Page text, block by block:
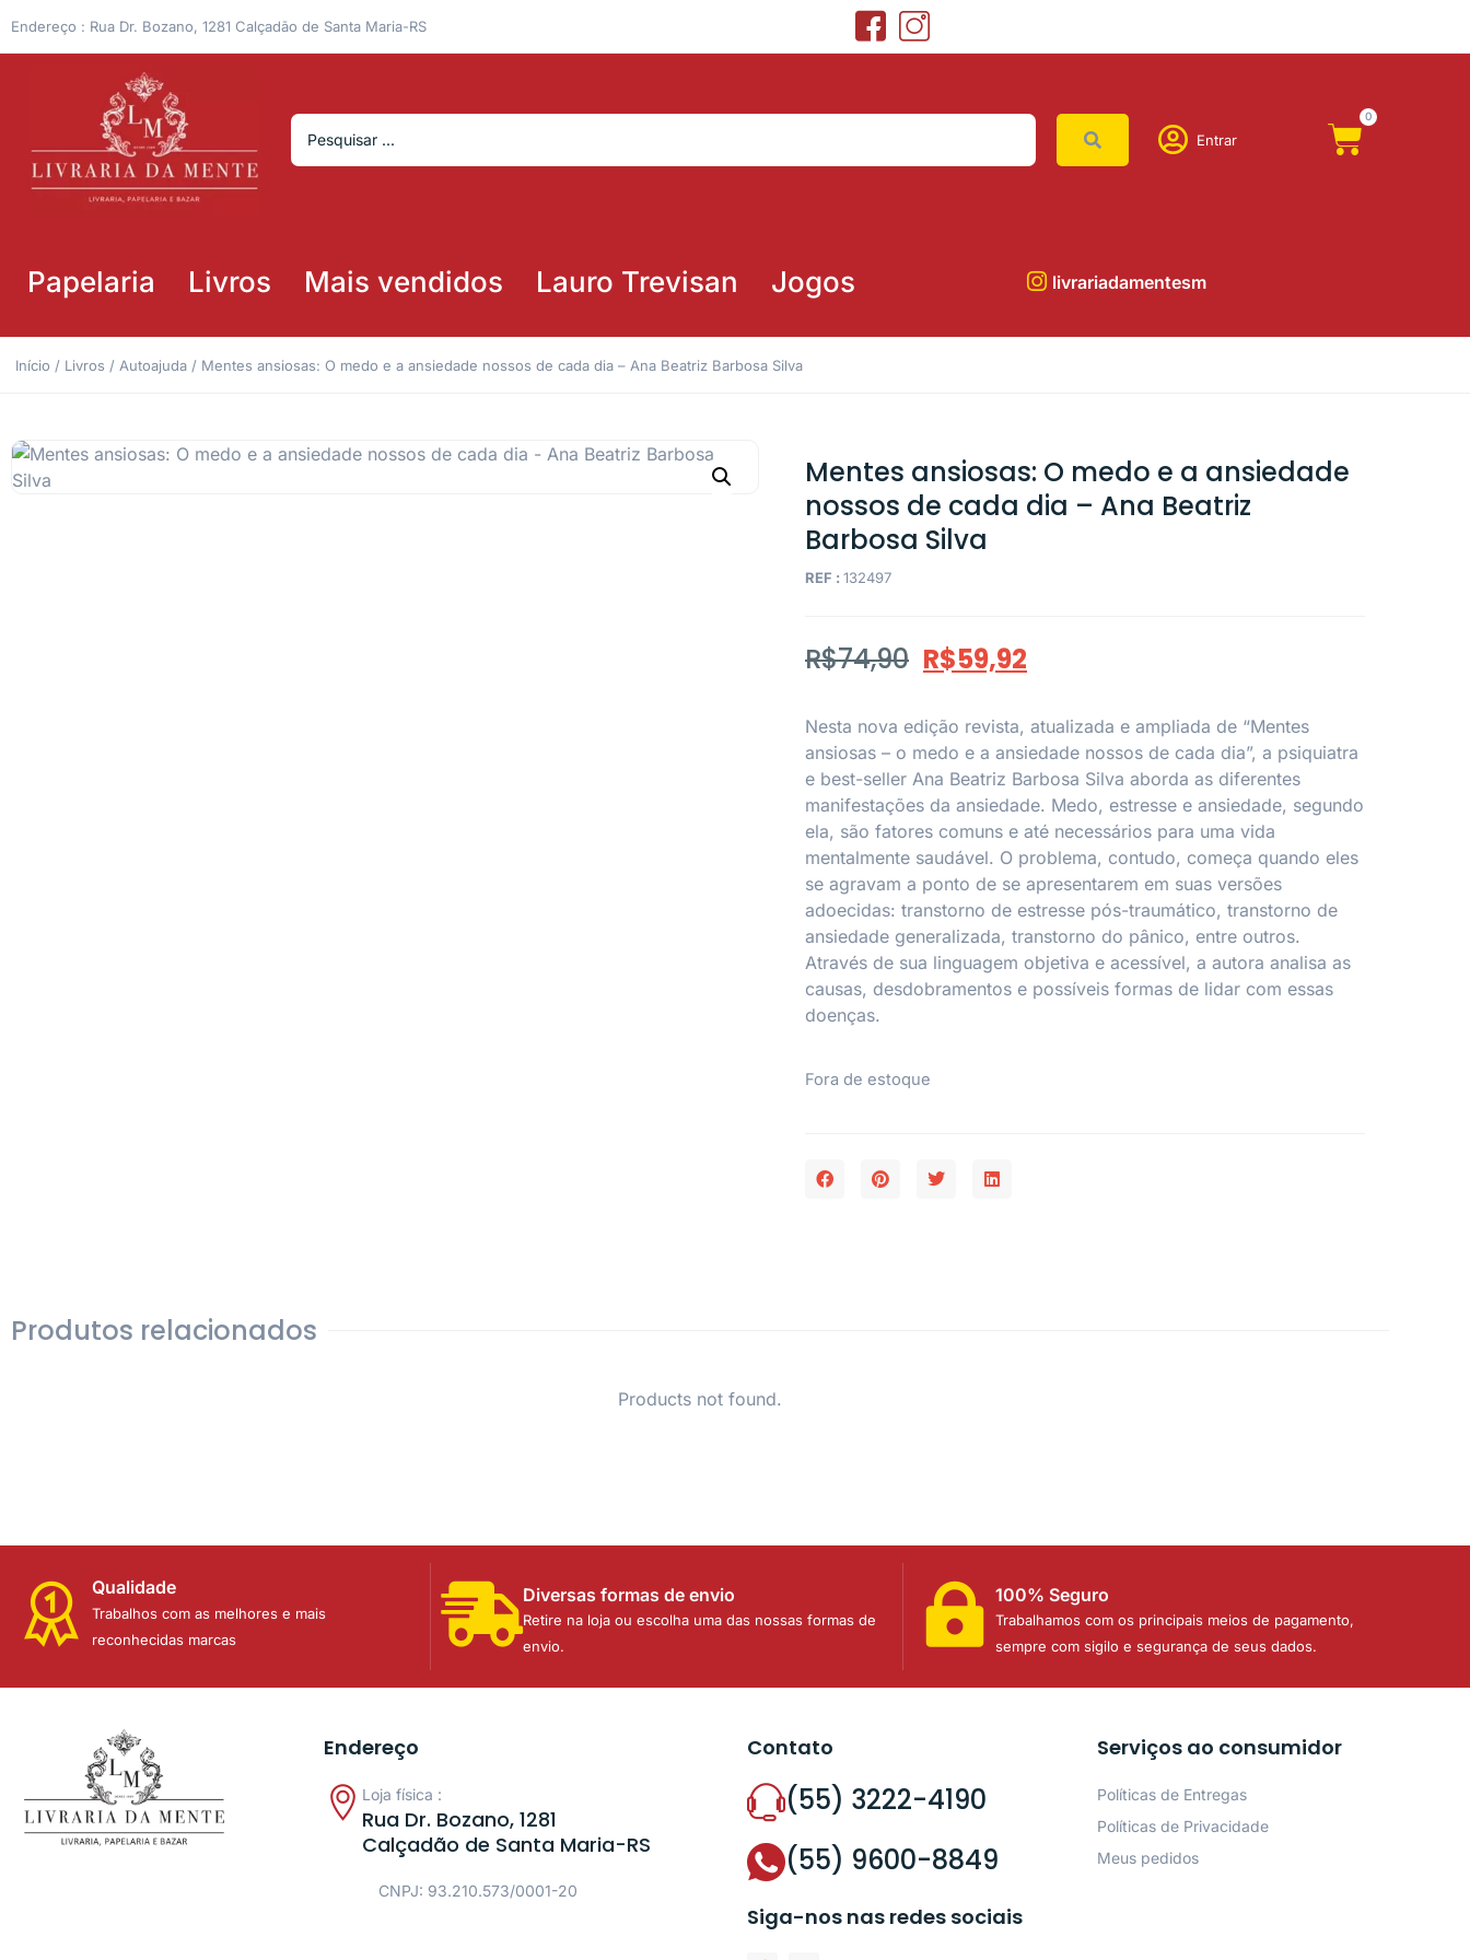
Endereço : Rua Dr. Bozano, 1281 Calçadão de Santa Maria-RS
Entrar
0
Papelaria Livros Mais vendidos Lauro Trevisan Jogos livrariadamentesm
Início / Livros / Autoajuda / Mentes ansiosas: O medo e a ansiedade nossos de cada dia – Ana Beatriz Barbosa Silva
Mentes ansiosas: O medo e a ansiedade
nossos de cada dia – Ana Beatriz
Barbosa Silva
REF : 132497
R$74,90 R$59,92
Nesta nova edição revista, atualizada e ampliada de “Mentes
ansiosas – o medo e a ansiedade nossos de cada dia”, a psiquiatra
e best-seller Ana Beatriz Barbosa Silva aborda as diferentes
manifestações da ansiedade. Medo, estresse e ansiedade, segundo
ela, são fatores comuns e até necessários para uma vida
mentalmente saudável. O problema, contudo, começa quando eles
se agravam a ponto de se apresentarem em suas versões
adoecidas: transtorno de estresse pós-traumático, transtorno de
ansiedade generalizada, transtorno do pânico, entre outros.
Através de sua linguagem objetiva e acessível, a autora analisa as
causas, desdobramentos e possíveis formas de lidar com essas
doenças.
Fora de estoque
Produtos relacionados
Products not found.
Qualidade
Trabalhos com as melhores e mais
reconhecidas marcas
Diversas formas de envio
Retire na loja ou escolha uma das nossas formas de
envio.
100% Seguro
Trabalhamos com os principais meios de pagamento,
sempre com sigilo e segurança de seus dados.
Endereço
Loja física :
Rua Dr. Bozano, 1281
Calçadão de Santa Maria-RS
CNPJ: 93.210.573/0001-20
Contato
(55) 3222-4190
(55) 9600-8849
Siga-nos nas redes sociais
Serviços ao consumidor
Políticas de Entregas
Políticas de Privacidade
Meus pedidos